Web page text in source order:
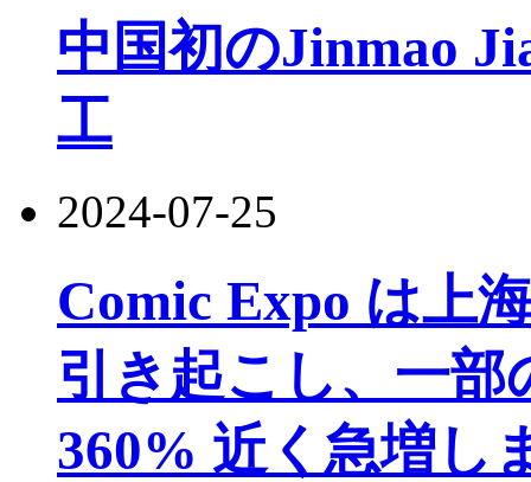
中国初のJinmao
工
2024-07-25
Comic Expo は上
引き起こし、一
360% 近く急増し